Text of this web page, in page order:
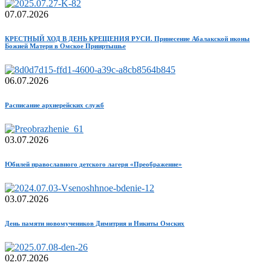
07.07.2026
КРЕСTНЫЙ ХОД В ДЕНЬ КРЕЩЕНИЯ РУСИ. Принесение Абалакской иконы
Божией Матери в Омское Прииртышье
06.07.2026
Расписание архиерейских служб
03.07.2026
Юбилей православного детского лагеря «Преображение»
03.07.2026
День памяти новомучеников Димитрия и Никиты Омских
02.07.2026